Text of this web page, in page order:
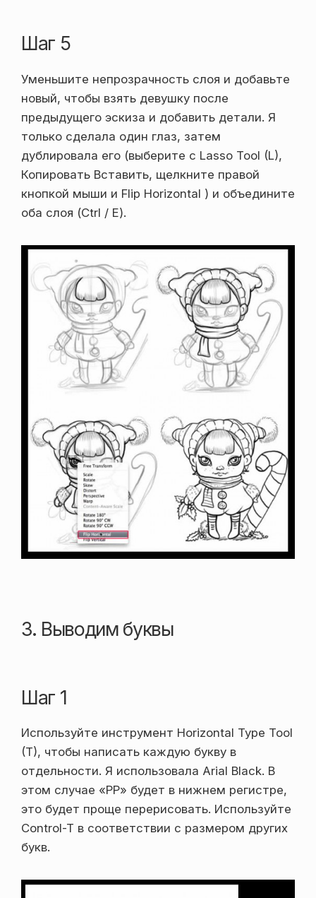
Шаг 5
Уменьшите непрозрачность слоя и добавьте
новый, чтобы взять девушку после
предыдущего эскиза и добавить детали. Я
только сделала один глаз, затем
дублировала его (выберите с Lasso Tool (L),
Копировать Вставить, щелкните правой
кнопкой мыши и Flip Horizontal ) и объедините
оба слоя (Ctrl / E).
3. Выводим буквы
Шаг 1
Используйте инструмент Horizontal Type Tool
(T), чтобы написать каждую букву в
отдельности. Я использовала Arial Black. В
этом случае «РР» будет в нижнем регистре,
это будет проще перерисовать. Используйте
Control-T в соответствии с размером других
букв.